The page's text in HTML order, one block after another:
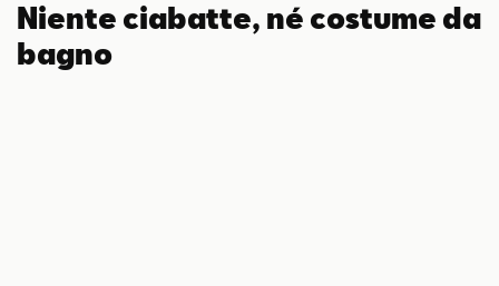
Niente ciabatte, né costume da
bagno